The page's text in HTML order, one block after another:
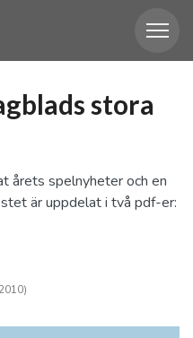
stora
årets spelnyheter och en
är uppdelat i två pdf-er: